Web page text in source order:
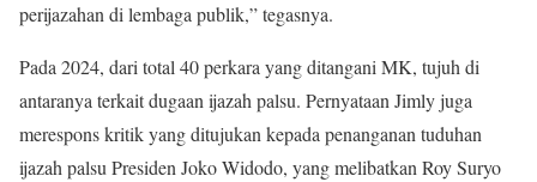
perijazahan di lembaga publik,” tegasnya.
Pada 2024, dari total 40 perkara yang ditangani MK, tujuh di
antaranya terkait dugaan ijazah palsu. Pernyataan Jimly juga
merespons kritik yang ditujukan kepada penanganan tuduhan
ijazah palsu Presiden Joko Widodo, yang melibatkan Roy Suryo